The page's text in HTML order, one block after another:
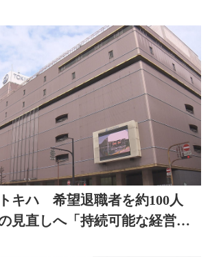
など
キハ 希望退職者を約100人
見直しへ「持続可能な経営体